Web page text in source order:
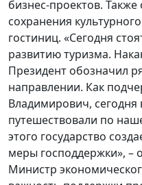
бизнес-проектов.
сохранения
гостиниц. «Сегодня
развитию туризма.
Президент обозначил
направлении. Как
Владимирович,
путешествовали по
этого государство
меры господдержки», –
Министр